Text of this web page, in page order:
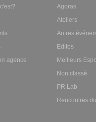
agence
Agoras
Ateliers
Autres
Editos
Meilleurs
Non classé
PR Lab
Rencontres